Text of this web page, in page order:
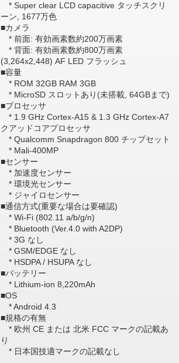
* Super clear LCD capacitive タッチスクリ
ーン, 1677万色
■カメラ
* 前面: 有効画素数約200万画素
* 背面: 有効画素数約800万画素
(3,264x2,448) AF LED フラッシュ
■容量
* ROM 32GB RAM 3GB
* MicroSD スロットあり(未搭載, 64GBまで)
■プロセッサ
* 1.9 GHz Cortex-A15 & 1.3 GHz Cortex-A7
クアッドコアプロセッサ
* Qualcomm Snapdragon 800 チップセット
* Mali-400MP
■センサー
* 加速度センサー
* 環境光センサー
* ジャイロセンサー
■通信方式(重要な場合は要確認)
* Wi-Fi (802.11 a/b/g/n)
* Bluetooth (Ver.4.0 with A2DP)
* 3G なし
* GSM/EDGE なし
* HSDPA / HSUPA なし
■バッテリー
* Lithium-ion 8,220mAh
■OS
* Android 4.3
■規格の有無
* 欧州 CE または 北米 FCC マークの記載あ
り
* 日本国技適マークの記載なし